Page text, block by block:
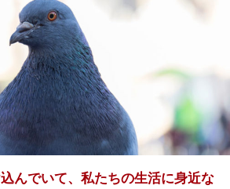
んでいて、私たちの生活に身近な